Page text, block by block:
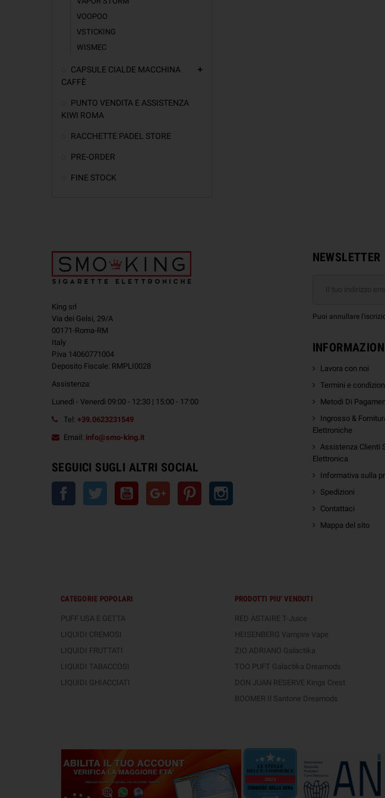
VOOPOO
VSTICKING
WISMEC
CAPSULE CIALDE MACCHINA
CAFFÈ
add
PUNTO VENDITA E ASSISTENZA
KIWI ROMA
RACCHETTE PADEL STORE
PRE-ORDER
FINE STOCK
King srl
Via dei Gelsi, 29/A
00171-Roma-RM
Italy
P.iva 14060771004
Deposito Fiscale: RMPLI0028
Assistenza:
Lunedì - Venerdì 09:00 - 12:30 | 15:00 - 17:00
Tel: +39.0623231549
Email: info@smo-king.it
SEGUICI SUGLI ALTRI SOCIAL
Facebook Twitter YouTube Google+ Pinterest
NEWSLETTER
Puoi annullare
Lavora con noi
Termini e
Metodi Di
Ingrosso &
Elettroniche
Assistenza Clienti
Elettronica
Informativa sulla
Spedizioni
Contattaci
Mappa del sito
CATEGORIE POPOLARI
PUFF USA E GETTA
LIQUIDI CREMOSI
LIQUIDI FRUTTATI
LIQUIDI TABACCOSI
LIQUIDI GHIACCIATI
PRODOTTI PIU' VENDUTI
RED ASTAIRE T-Juice
HEISENBERG Vampire Vape
ZIO ADRIANO Galactika
TOO PUFT Galactika Dreamods
DON JUAN RESERVE Kings Crest
BOOMER Il Santone Dreamods